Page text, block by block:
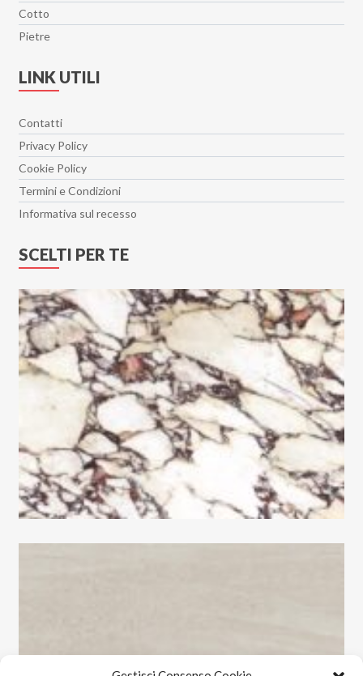
Cotto
Pietre
LINK UTILI
Contatti
Privacy Policy
Cookie Policy
Termini e Condizioni
Informativa sul recesso
SCELTI PER TE